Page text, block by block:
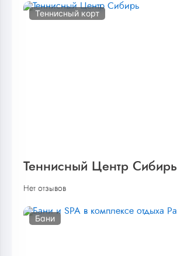
Теннисный корт
Теннисный Центр Сибирь
Нет отзывов
Бани